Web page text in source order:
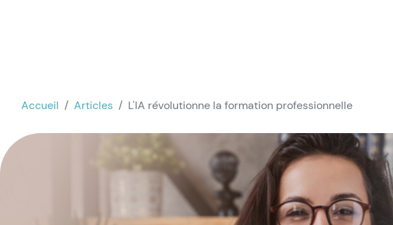
Accueil Articles L'IA révolutionne la formation professionnelle